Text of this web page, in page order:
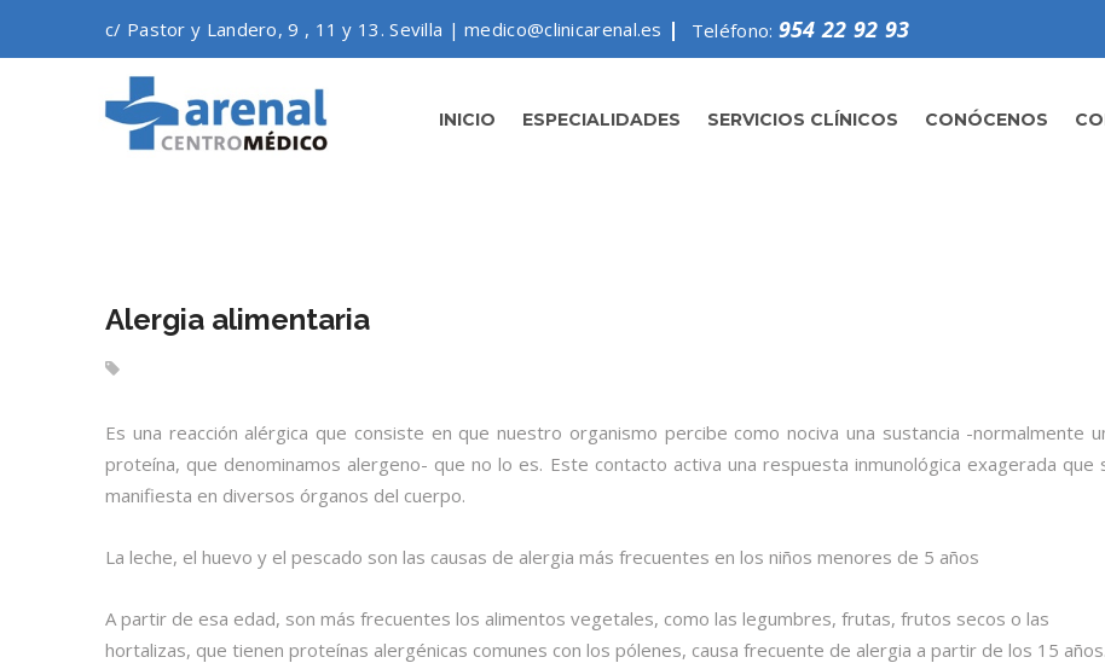
c/ Pastor y Landero, 9 , 11 y 13. Sevilla | medico@clinicarenal.es Teléfono: 954 22 92 93
INICIO ESPECIALIDADES SERVICIOS CLÍNICOS CONÓCENOS
Alergia alimentaria
Es una reacción alérgica que consiste en que nuestro organismo percibe como nociva una sustancia -normalmente
proteína, que denominamos alergeno- que no lo es. Este contacto activa una respuesta inmunológica exagerada que
manifiesta en diversos órganos del cuerpo.
La leche, el huevo y el pescado son las causas de alergia más frecuentes en los niños menores de 5 años
A partir de esa edad, son más frecuentes los alimentos vegetales, como las legumbres, frutas, frutos secos o las
hortalizas, que tienen proteínas alergénicas comunes con los pólenes, causa frecuente de alergia a partir de los 15 años.